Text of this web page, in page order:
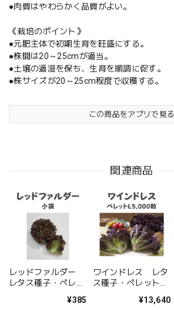
●肉質はやわらかく品質がよい。
《栽培のポイント》
●元肥主体で初期生育を旺盛にする。
●株間は20～25cmが適当。
●土壌の適湿を保ち、生育を順調に促す。
●株サイズが20～25cm程度で収穫する。
この商品をアプリで見る
関連商品
レッドファルダー
レタス種子・ペレッ
¥385
ワインドレス レタ
ス種子・ペレット
¥13,640